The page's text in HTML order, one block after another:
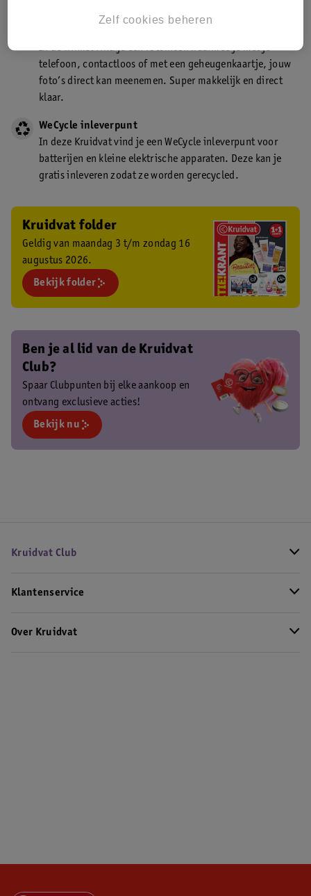
In de winkel vind je een fotokiosk waarmee je met je
telefoon, contactloos of met een geheugenkaartje, jouw
foto’s direct kan meenemen. Super makkelijk en direct
klaar.
WeCycle inleverpunt
In deze Kruidvat vind je een WeCycle inleverpunt voor
batterijen en kleine elektrische apparaten. Deze kan je
gratis inleveren zodat ze worden gerecycled.
Kruidvat folder
Geldig van maandag 3 t/m zondag 16
augustus 2026.
Bekijk folder
Ben je al lid van de Kruidvat
Club?
Spaar Clubpunten bij elke aankoop en
ontvang exclusieve acties!
Bekijk nu
Kruidvat Club
Klantenservice
Over Kruidvat
Zelf cookies beheren